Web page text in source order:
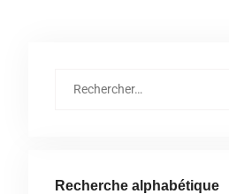
Recherche alphabétique